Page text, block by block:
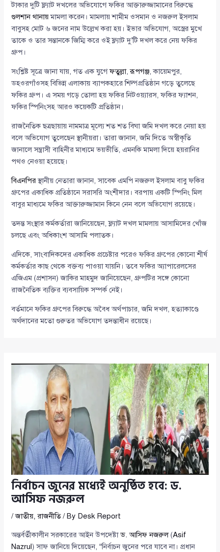
টাকার দুটি ফ্ল্যাট দখলের অভিযোগে ফকির আক্তারুজ্জামানের বিরুদ্ধে
গুলশান থানায়মামলা করেন। মামলায় শামীম ওসমান ও নজরুল ইসলাম
বাবুসহ মোট ৬ জনের নাম উল্লেখ করা হয়। ইভার অভিযোগ, অস্ত্রের মুখে
তাকে ও তার সন্তানকে জিম্মি করে ওই ফ্ল্যাট দু’টি দখল করে নেয় ফকির
গ্রুপ।
সংশ্লিষ্ট সূত্রে জানা যায়, গত এক যুগেফতুল্লা,রূপগঞ্জ, কায়েমপুর,
ডহওরগাঁওসহ বিভিন্ন এলাকায় ব্যাপকহারে শিল্পপ্রতিষ্ঠান গড়ে তুলেছে
ফকির গ্রুপ। এ সময় গড়ে তোলা হয় ফকির নিটওয়্যারস, ফকির ফ্যাশন,
ফকির স্পিনিংসহ আরও কয়েকটি প্রতিষ্ঠান।
রাজনৈতিক ছত্রছায়ায় নামমাত্র মূল্যে শত শত বিঘা জমি দখল করে নেয়া হয়
বলে অভিযোগ তুলেছেন স্থানীয়রা। তারা জানান, জমি দিতে অস্বীকৃতি
জানালে সন্ত্রাসী বাহিনীর মাধ্যমে ভয়ভীতি, এমনকি মামলা দিয়ে হয়রানির
পথও নেওয়া হয়েছে।
বিএনপিরস্থানীয় নেতারা জানান, সাবেক এমপি নজরুল ইসলাম বাবু ফকির
গ্রুপের একাধিক প্রতিষ্ঠানে সরাসরি অংশীদার। বরপায় একটি স্পিনিং মিল
বাবুর মাধ্যমে ফকির আক্তারুজ্জামান কিনে নেন বলে অভিযোগ রয়েছে।
তদন্ত সংস্থার কর্মকর্তারা জানিয়েছেন, ফ্ল্যাট দখল মামলায় আসামিদের খোঁজ
চলছে এবং অধিকাংশ আসামি পলাতক।
এদিকে, সাংবাদিকদের একাধিক প্রচেষ্টার পরেও ফকির গ্রুপের কোনো শীর্ষ
কর্মকর্তার কাছ থেকে বক্তব্য পাওয়া যায়নি। তবে ফকির অ্যাপারেলসের
এজিএম (প্রশাসন) জাকির মাহমুদ জানিয়েছেন, গ্রুপটির সঙ্গে কোনো
রাজনৈতিক ব্যক্তির ব্যবসায়িক সম্পর্ক নেই।
বর্তমানে ফকির গ্রুপের বিরুদ্ধে অবৈধ অর্থপাচার, জমি দখল, হত্যাকাণ্ডে
অর্থদানের মতো গুরুতর অভিযোগ তদন্তাধীন রয়েছে।
নির্বাচন জুনের মধ্যেই অনুষ্ঠিত হবে: ড.
আসিফ নজরুল
/জাতীয়,রাজনীতি/ By Desk Report
অন্তর্বর্তীকালীন সরকারের আইন উপদেষ্টাড. আসিফ নজরুল(Asif
Nazrul ) সাফ জানিয়ে দিয়েছেন, “নির্বাচন জুনের পরে যাবে না। প্রধান